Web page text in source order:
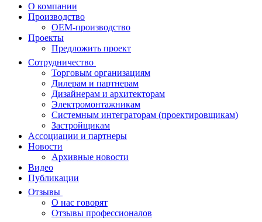
О компании
Производство
OEM-производство
Проекты
Предложить проект
Сотрудничество
Торговым организациям
Дилерам и партнерам
Дизайнерам и архитекторам
Электромонтажникам
Системным интеграторам (проектировщикам)
Застройщикам
Ассоциации и партнеры
Новости
Архивные новости
Видео
Публикации
Отзывы
О нас говорят
Отзывы профессионалов